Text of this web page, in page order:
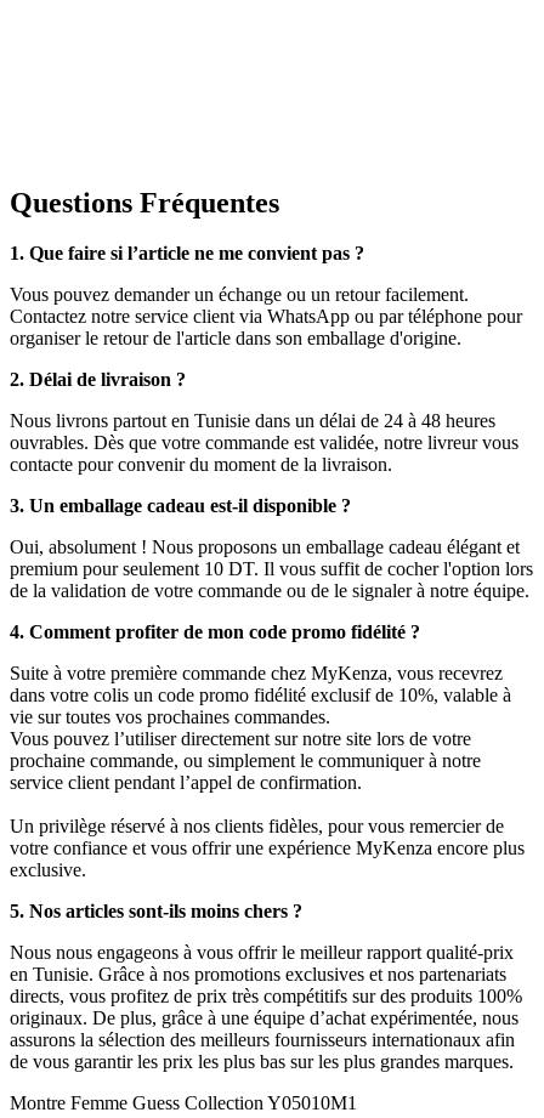
Questions Fréquentes
1. Que faire si l’article ne me convient pas ?
Vous pouvez demander un échange ou un retour facilement.
Contactez notre service client via WhatsApp ou par téléphone pour
organiser le retour de l'article dans son emballage d'origine.
2. Délai de livraison ?
Nous livrons partout en Tunisie dans un délai de 24 à 48 heures
ouvrables. Dès que votre commande est validée, notre livreur vous
contacte pour convenir du moment de la livraison.
3. Un emballage cadeau est-il disponible ?
Oui, absolument ! Nous proposons un emballage cadeau élégant et
premium pour seulement 10 DT. Il vous suffit de cocher l'option lors
de la validation de votre commande ou de le signaler à notre équipe.
4. Comment profiter de mon code promo fidélité ?
Suite à votre première commande chez MyKenza, vous recevrez
dans votre colis un code promo fidélité exclusif de 10%, valable à
vie sur toutes vos prochaines commandes.
Vous pouvez l’utiliser directement sur notre site lors de votre
prochaine commande, ou simplement le communiquer à notre
service client pendant l’appel de confirmation.
Un privilège réservé à nos clients fidèles, pour vous remercier de
votre confiance et vous offrir une expérience MyKenza encore plus
exclusive.
5. Nos articles sont-ils moins chers ?
Nous nous engageons à vous offrir le meilleur rapport qualité-prix
en Tunisie. Grâce à nos promotions exclusives et nos partenariats
directs, vous profitez de prix très compétitifs sur des produits 100%
originaux. De plus, grâce à une équipe d’achat expérimentée, nous
assurons la sélection des meilleurs fournisseurs internationaux afin
de vous garantir les prix les plus bas sur les plus grandes marques.
Montre Femme Guess Collection Y05010M1